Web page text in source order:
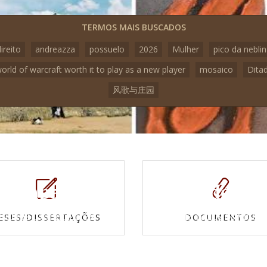
TERMOS MAIS BUSCADOS
andreazza possuelo 2026 Mulher
pico da
of warcraft worth it to play as a new player
mosaico
风歌与庄园
DISSERTAÇÕES DOCUMENTOS
Mapas e
topográficas
Vídeos
Veja todos os vídeos